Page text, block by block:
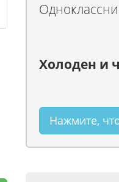
Холоден и
Нажмите,